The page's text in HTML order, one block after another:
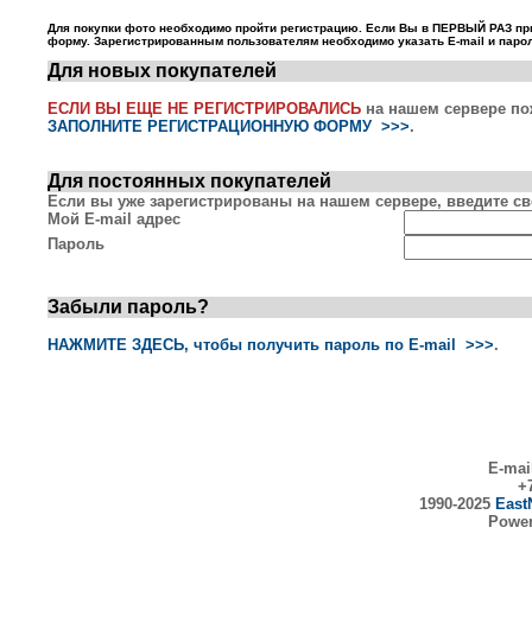
Для покупки фото необходимо пройти регистрацию. Если Вы в ПЕРВЫЙ РАЗ
форму. Зарегистрированным пользователям необходимо указать E-mail и
Для новых покупателей
ЕСЛИ ВЫ ЕЩЕ НЕ РЕГИСТРИРОВАЛИСЬ на нашем сервере
ЗАПОЛНИТЕ РЕГИСТРАЦИОННУЮ ФОРМУ >>>.
Для постоянных покупателей
Если вы уже зарегистрированы на нашем сервере, введите
Мой E-mail адрес
Пароль
Забыли пароль?
НАЖМИТЕ ЗДЕСЬ, чтобы получить пароль по E-mail >>>.
E-
1990-2025